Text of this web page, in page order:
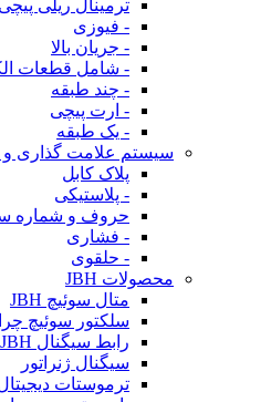
ترمینال ریلی پیچی
- فیوزی
- جریان بالا
- شامل قطعات
- چند طبقه
- ارت پیچی
- یک طبقه
سیستم علامت گذاری و
پلاک کابل
- پلاستیکی
حروف و شماره
- فشاری
- حلقوی
محصولات JBH
متال سوئیچ JBH
سلکتور سوئیچ
رابط سیگنال JBH
سیگنال ژنراتور
ترموستات